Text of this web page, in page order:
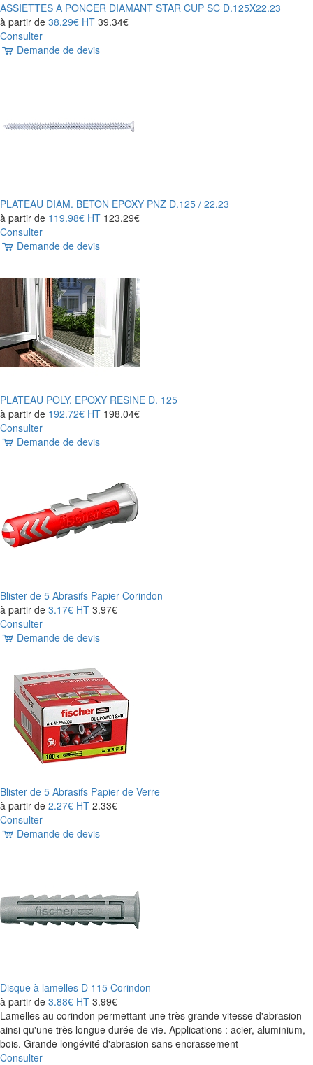
ASSIETTES A PONCER DIAMANT STAR CUP SC D.125X22.23
à partir de 38.29€ HT 39.34€
Consulter
Demande de devis
PLATEAU DIAM. BETON EPOXY PNZ D.125 / 22.23
à partir de 119.98€ HT 123.29€
Consulter
Demande de devis
PLATEAU POLY. EPOXY RESINE D. 125
à partir de 192.72€ HT 198.04€
Consulter
Demande de devis
Blister de 5 Abrasifs Papier Corindon
à partir de 3.17€ HT 3.97€
Consulter
Demande de devis
Blister de 5 Abrasifs Papier de Verre
à partir de 2.27€ HT 2.33€
Consulter
Demande de devis
Disque à lamelles D 115 Corindon
à partir de 3.88€ HT 3.99€
Lamelles au corindon permettant une très grande vitesse d'abrasion
ainsi qu'une très longue durée de vie. Applications : acier, aluminium,
bois. Grande longévité d'abrasion sans encrassement
Consulter